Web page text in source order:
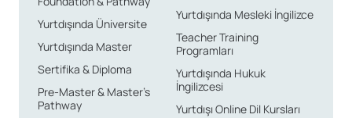
Yurtdışında Üniversite
Yurtdışında Master
Sertifika & Diploma
Pre-Master & Master’s
Pathway
Yurtdışında Mesleki İngilizce
Teacher Training
Programları
Yurtdışında Hukuk
İngilizcesi
Yurtdışı Online Dil Kursları